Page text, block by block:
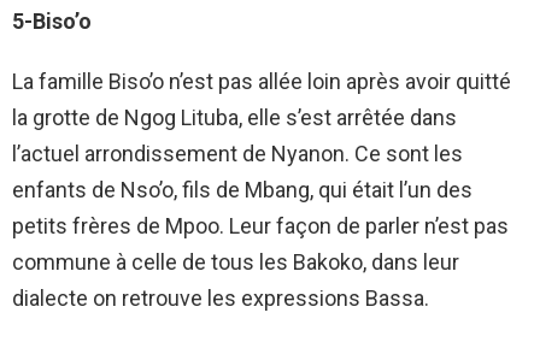
5-Biso’o
La famille Biso’o n’est pas allée loin après avoir quitté
la grotte de Ngog Lituba, elle s’est arrêtée dans
l’actuel arrondissement de Nyanon. Ce sont les
enfants de Nso’o, fils de Mbang, qui était l’un des
petits frères de Mpoo. Leur façon de parler n’est pas
commune à celle de tous les Bakoko, dans leur
dialecte on retrouve les expressions Bassa.